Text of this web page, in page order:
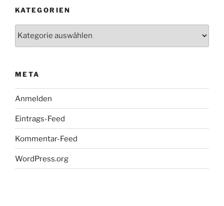
KATEGORIEN
META
Anmelden
Eintrags-Feed
Kommentar-Feed
WordPress.org